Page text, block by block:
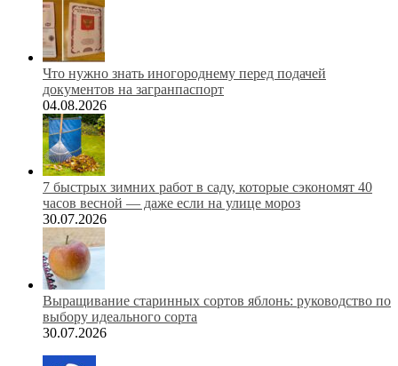
Что нужно знать иногороднему перед подачей
документов на загранпаспорт
04.08.2026
7 быстрых зимних работ в саду, которые сэкономят 40
часов весной — даже если на улице мороз
30.07.2026
Выращивание старинных сортов яблонь: руководство по
выбору идеального сорта
30.07.2026